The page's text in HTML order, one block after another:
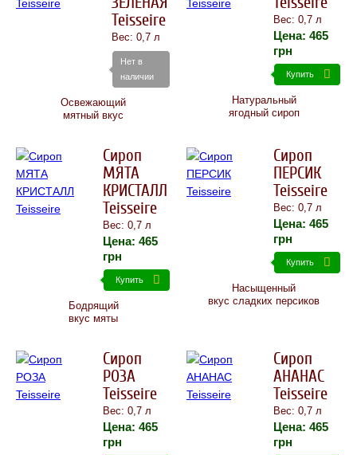
Teisseire
Вес: 0,7 л
Нет в
наличии
Освежающий
мятный вкус
Вес: 0,7 л
Цена: 465
грн
Купить
Натуральный
ягодный сироп
Сироп
МЯТА
КРИСТАЛЛ
Teisseire
Вес: 0,7 л
Цена: 465
грн
Купить
Бодрящий
вкус мяты
Сироп
ПЕРСИК
Teisseire
Вес: 0,7 л
Цена: 465
грн
Купить
Насыщенный
вкус сладких персиков
Сироп
РОЗА
Teisseire
Вес: 0,7 л
Цена: 465
грн
Сироп
АНАНАС
Teisseire
Вес: 0,7 л
Цена: 465
грн